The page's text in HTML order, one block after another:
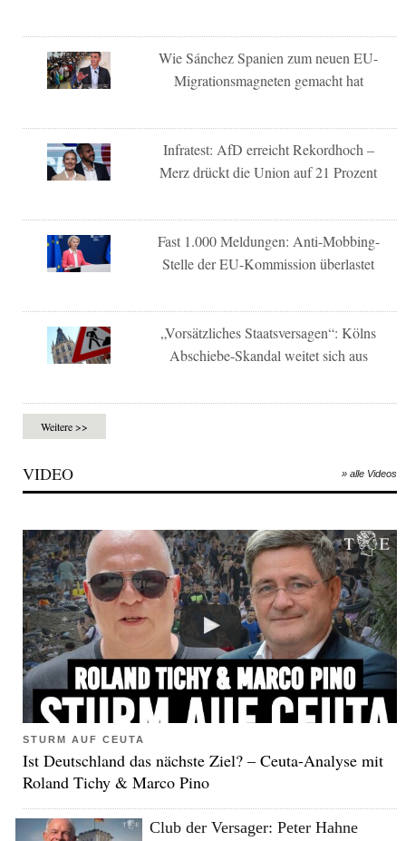
Wie Sánchez Spanien zum neuen EU-
Migrationsmagneten gemacht hat
Infratest: AfD erreicht Rekordhoch –
Merz drückt die Union auf 21 Prozent
Fast 1.000 Meldungen: Anti-Mobbing-
Stelle der EU-Kommission überlastet
„Vorsätzliches Staatsversagen“: Kölns
Abschiebe-Skandal weitet sich aus
Weitere >>
VIDEO » alle Videos
STURM AUF CEUTA
Ist Deutschland das nächste Ziel? – Ceuta-Analyse mit
Roland Tichy & Marco Pino
Club der Versager: Peter Hahne